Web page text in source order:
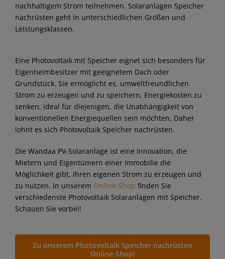
nachhaltigem Strom teilnehmen. Solaranlagen Speicher
nachrüsten geht in unterschiedlichen Größen und
Leistungsklassen.
Eine Photovoltaik mit Speicher eignet sich besonders für
Eigenheimbesitzer mit geeignetem Dach oder
Grundstück. Sie ermöglicht es, umweltfreundlichen
Strom zu erzeugen und zu speichern, Energiekosten zu
senken, ideal für diejenigen, die Unabhängigkeit von
konventionellen Energiequellen sein möchten. Daher
lohnt es sich Photovoltaik Speicher nachrüsten.
Die Wandaa PV-Solaranlage ist eine Innovation, die
Mietern und Eigentümern einer Immobilie die
Möglichkeit gibt, Ihren eigenen Strom zu erzeugen und
zu nutzen. In unserem Online-Shop finden Sie
verschiedenste Photovoltaik Solaranlagen mit Speicher.
Schauen Sie vorbei!
Zu unserem Photovoltaik Speicher nachrüsten
Online-Shop!